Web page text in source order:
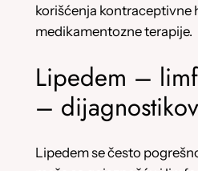
korišćenja kontraceptivne
medikamentozne terapije.
Lipedem –
–
Lipedem se često